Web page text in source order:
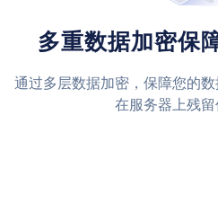
多重数据加密保
通过多层数据加密，保障您的
在服务器上残留